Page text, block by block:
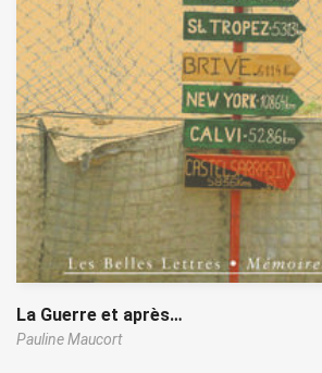
La Guerre et après…
Pauline Maucort